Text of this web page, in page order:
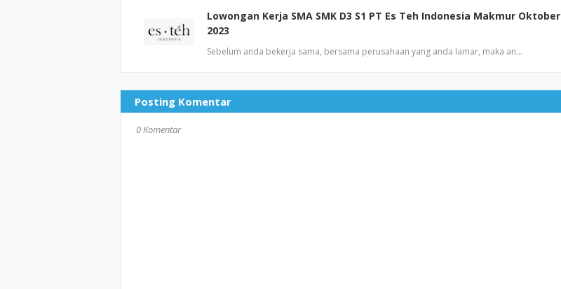
Lowongan Kerja SMA SMK D3 S1 PT Es Teh Indonesia Makmur Oktober
2023
Sebelum anda bekerja sama, bersama perusahaan yang anda lamar, maka an…
Posting Komentar
0 Komentar